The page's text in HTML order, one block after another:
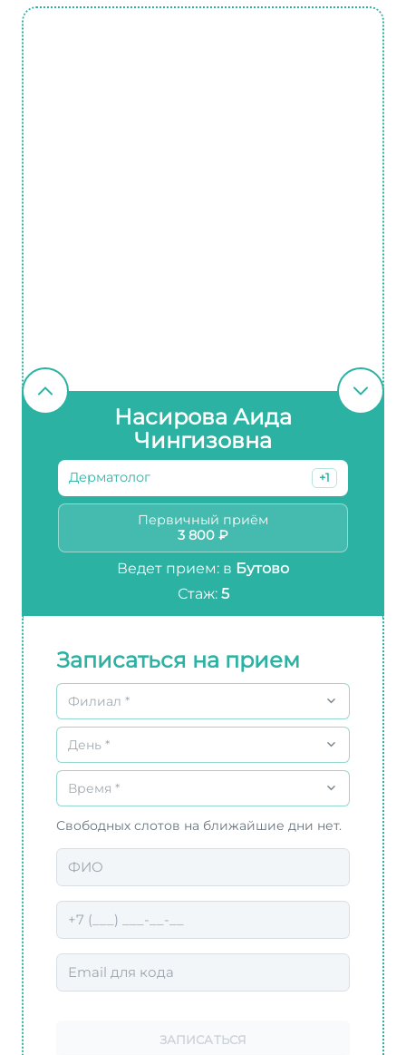
Насирова Аида
Чингизовна
Дерматолог +1
Первичный приём
3 800 ₽
Ведет прием: в Бутово
Стаж: 5
Записаться на прием
Филиал *
День *
Время *
Свободных слотов на ближайшие дни нет.
ЗАПИСАТЬСЯ